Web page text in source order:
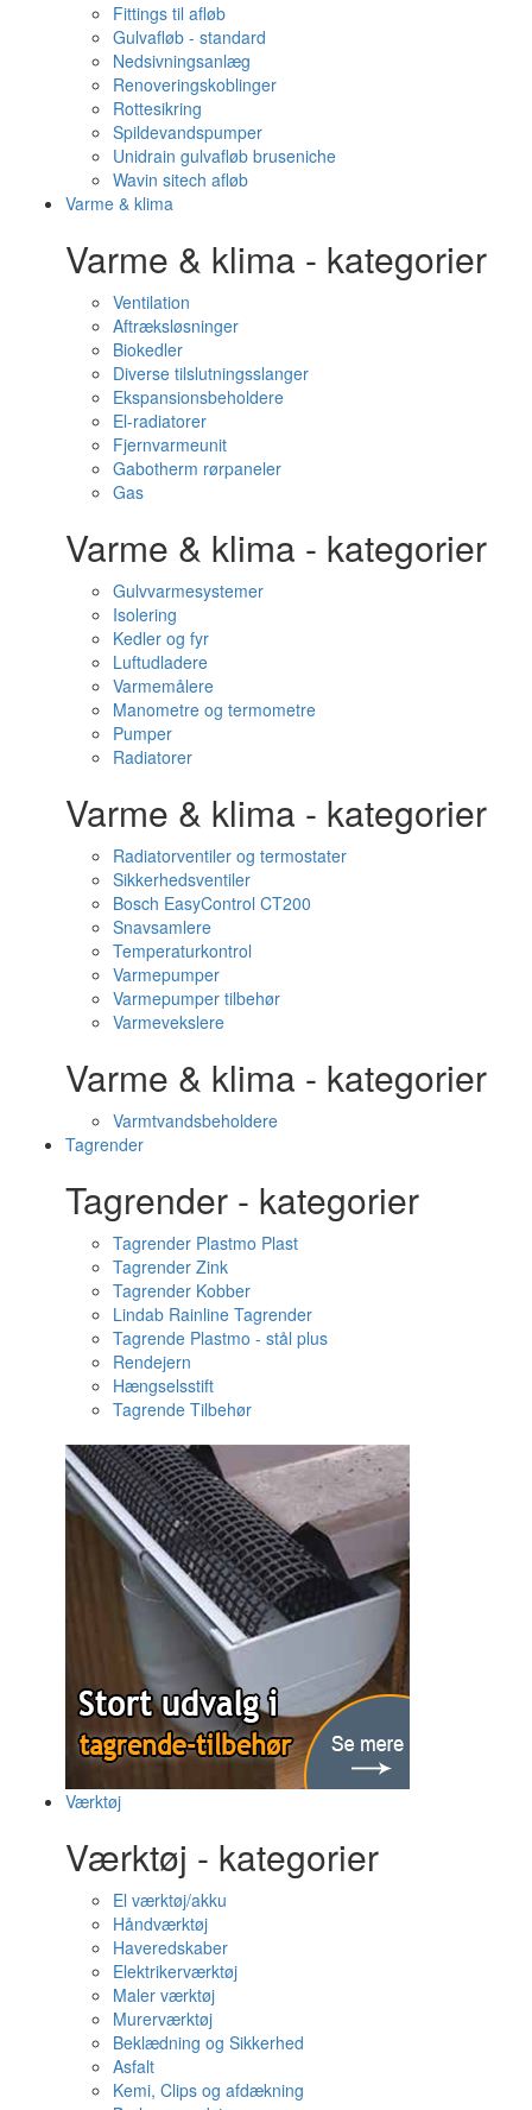
Fittings til afløb
Gulvafløb - standard
Nedsivningsanlæg
Renoveringskoblinger
Rottesikring
Spildevandspumper
Unidrain gulvafløb bruseniche
Wavin sitech afløb
Varme & klima
Varme & klima - kategorier
Ventilation
Aftræksløsninger
Biokedler
Diverse tilslutningsslanger
Ekspansionsbeholdere
El-radiatorer
Fjernvarmeunit
Gabotherm rørpaneler
Gas
Varme & klima - kategorier
Gulvvarmesystemer
Isolering
Kedler og fyr
Luftudladere
Varmemålere
Manometre og termometre
Pumper
Radiatorer
Varme & klima - kategorier
Radiatorventiler og termostater
Sikkerhedsventiler
Bosch EasyControl CT200
Snavsamlere
Temperaturkontrol
Varmepumper
Varmepumper tilbehør
Varmevekslere
Varme & klima - kategorier
Varmtvandsbeholdere
Tagrender
Tagrender - kategorier
Tagrender Plastmo Plast
Tagrender Zink
Tagrender Kobber
Lindab Rainline Tagrender
Tagrende Plastmo - stål plus
Rendejern
Hængselsstift
Tagrende Tilbehør
Værktøj
Værktøj - kategorier
El værktøj/akku
Håndværktøj
Haveredskaber
Elektrikerværktøj
Maler værktøj
Murerværktøj
Beklædning og Sikkerhed
Asfalt
Kemi, Clips og afdækning